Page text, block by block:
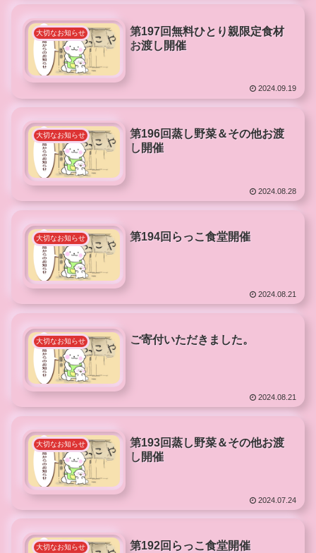
大切なお知らせ
第197回無料ひとり親限定食材
お渡し開催
2024.09.19
大切なお知らせ
第196回蒸し野菜＆その他お渡
し開催
2024.08.28
大切なお知らせ 第194回らっこ食堂開催
2024.08.21
大切なお知らせ ご寄付いただきました。
2024.08.21
大切なお知らせ
第193回蒸し野菜＆その他お渡
し開催
2024.07.24
大切なお知らせ 第192回らっこ食堂開催